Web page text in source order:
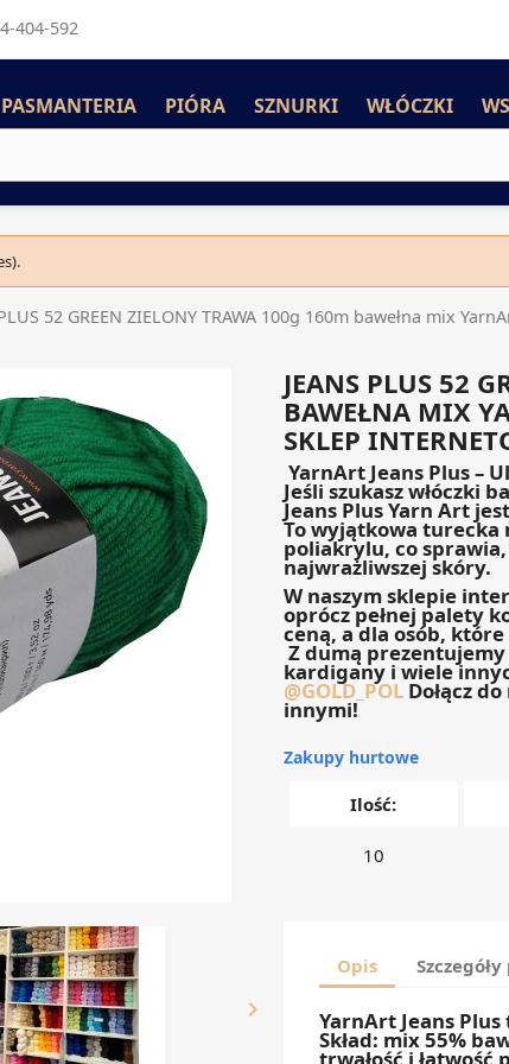
404-592
PASMANTERIA PIÓRA SZNURKI WŁÓCZKI
52 GREEN ZIELONY TRAWA 100g 160m bawełna mix

JEANS PLUS 52
BAWEŁNA MIX
SKLEP
YarnArt Jeans Plus –
Jeśli szukasz włóczki
Jeans Plus Yarn Art
To wyjątkowa turecka
poliakrylu, co
najwrażliwszej skóry.
W naszym sklepie
oprócz pełnej palety
ceną, a dla osób,
Z dumą prezentujemy
kardigany i wiele
@GOLD_POLDołącz
innymi!
Zakupy hurtowe
Ilość:
10
Opis
YarnArt Jeans
Skład: mix 55%